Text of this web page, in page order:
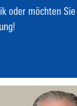
oder möchten